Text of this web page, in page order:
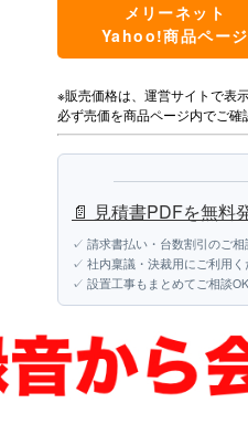
メリーネット
Yahoo!商品ページ
※販売価格は、運営サイトで表
必ず売価を商品ページ内でご確
📄 見積書PDFを無料
✓ 請求書払い・台数割引のご相
✓ 社内稟議・決裁用にご利用く
✓ 設置工事もまとめてご相談OK